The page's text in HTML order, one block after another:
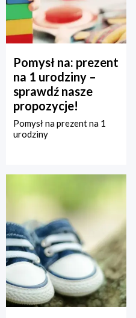
Pomysł na: prezent
na 1 urodziny –
sprawdź nasze
propozycje!
Pomysł na prezent na 1
urodziny